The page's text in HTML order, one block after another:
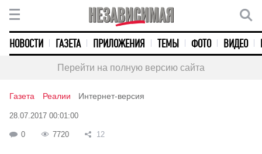
НОВОСТИ ГАЗЕТА ПРИЛОЖЕНИЯ ТЕМЫ ФОТО ВИДЕО
Перейти на полную версию сайта
Газета Реалии Интернет-версия
28.07.2017 00:01:00
0 7720 12